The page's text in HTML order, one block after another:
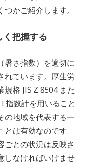
かご紹介します。
把握する
暑さ指数）を適切に
れています。厚生労
格 JIS Z 8504 また
指数計を用いること
の地域を代表する一
とは有効なのです
ごとの状況は反映さ
しなければいけませ